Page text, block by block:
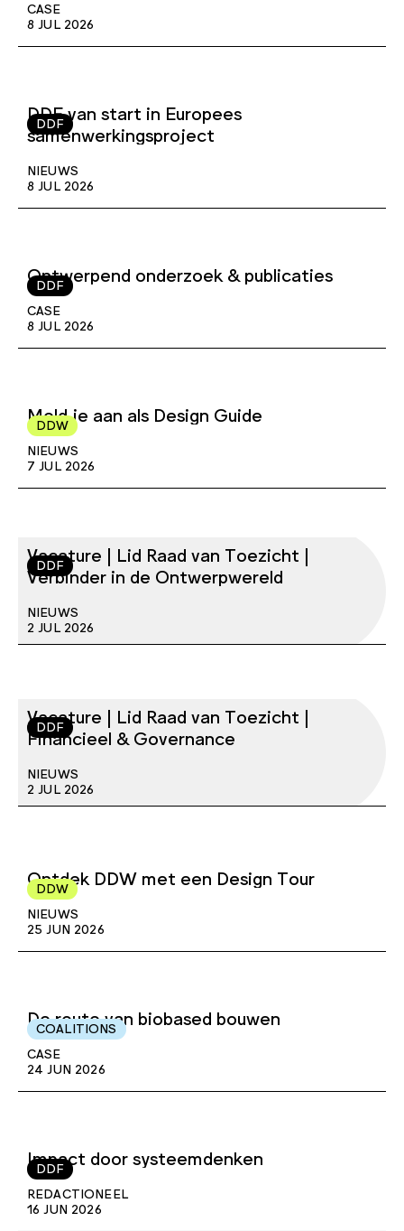
CASE
8 JUL 2026
DDF
DDF van start in Europees
samenwerkingsproject
NIEUWS
8 JUL 2026
DDF
Ontwerpend onderzoek & publicaties
CASE
8 JUL 2026
DDW
Meld je aan als Design Guide
NIEUWS
7 JUL 2026
DDF
Vacature | Lid Raad van Toezicht |
Verbinder in de Ontwerpwereld
NIEUWS
2 JUL 2026
DDF
Vacature | Lid Raad van Toezicht |
Financieel & Governance
NIEUWS
2 JUL 2026
DDW
Ontdek DDW met een Design Tour
NIEUWS
25 JUN 2026
COALITIONS
De route van biobased bouwen
CASE
24 JUN 2026
DDF Impact door systeemdenken
REDACTIONEEL
16 JUN 2026